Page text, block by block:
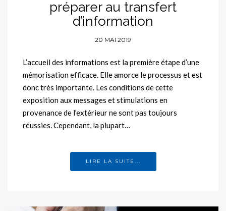
préparer au transfert
d’information
20 MAI 2019
L’accueil des informations est la première étape d’une
mémorisation efficace. Elle amorce le processus et est
donc très importante. Les conditions de cette
exposition aux messages et stimulations en
provenance de l’extérieur ne sont pas toujours
réussies. Cependant, la plupart…
LIRE LA SUITE...